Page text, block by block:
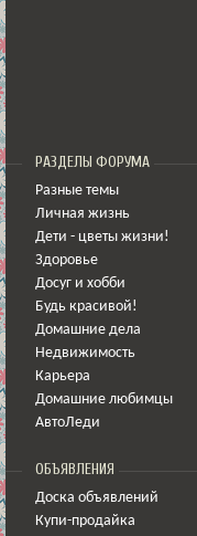
РАЗДЕЛЫ ФОРУМА
Разные темы
Личная жизнь
Дети - цветы жизни!
Здоровье
Досуг и хобби
Будь красивой!
Домашние дела
Недвижимость
Карьера
Домашние любимцы
АвтоЛеди
ОБЪЯВЛЕНИЯ
Доска объявлений
Купи-продайка